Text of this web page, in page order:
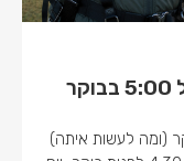
לטוס: הדילמה של 5:00 בבוקר (ומה לעשות איתה)